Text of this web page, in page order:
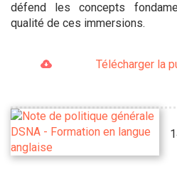
défend les concepts
qualité de ces immersions.
Télécharger la